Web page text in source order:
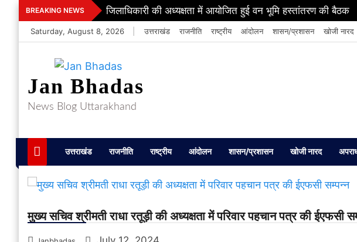
Skip
to
content
BREAKING NEWS जिलाधिकारी की अध्यक्षता में आयोजित हुई वन भूमि हस्तांतरण की बैठक
Saturday, August 8, 2026 उत्तराखंड राजनीति राष्ट्रीय आंदोलन शासन/प्रशासन खोजी नारद
Jan Bhadas
News Blog Uttarakhand
उत्तराखंड राजनीति राष्ट्रीय आंदोलन शासन/प्रशासन खोजी नारद
मुख्य सचिव श्रीमती राधा रतूड़ी की अध्यक्षता में परिवार पहचान पत्र की ईएफसी